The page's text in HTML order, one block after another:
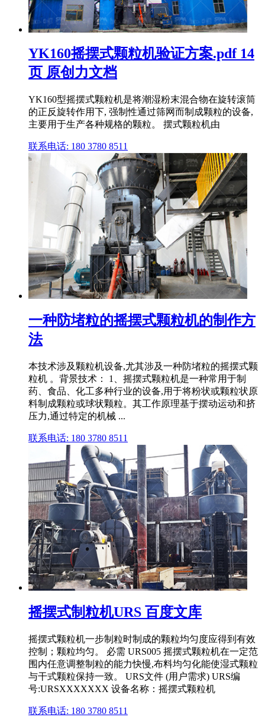
YK160摇摆式颗粒机验证方案.pdf 14
页 原创力文档
YK160型摇摆式颗粒机是将潮湿粉末混合物在旋转滚筒
的正反旋转作用下, 强制性通过筛网而制成颗粒的设备,
主要用于生产各种规格的颗粒。 摆式颗粒机由
联系电话: 180 3780 8511
一种防堵粒的摇摆式颗粒机的制作方
法
本技术涉及颗粒机设备,尤其涉及一种防堵粒的摇摆式颗
粒机 。背景技术： 1、摇摆式颗粒机是一种常用于制
药、食品、化工多种行业的设备,用于将粉状或颗粒状原
料制成颗粒或球状颗粒。其工作原理基于摆动运动和挤
压力,通过特定的机械 ...
联系电话: 180 3780 8511
摇摆式制粒机URS 百度文库
摇摆式颗粒机一步制粒时制成的颗粒均匀度应得到有效
控制；颗粒均匀。 必需 URS005 摇摆式颗粒机在一定范
围内任意调整制粒的能力快慢,布料均匀化能使湿式颗粒
与干式颗粒保持一致。 URS文件 (用户需求) URS编
号:URSXXXXXXX 设备名称：摇摆式颗粒机
联系电话: 180 3780 8511